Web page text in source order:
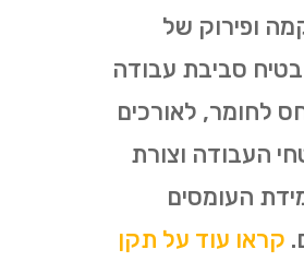
ופירוק של
סביבת עבודה
לחומר, לאורכים
העבודה וצורת
העומסים
קראו עוד על תקן